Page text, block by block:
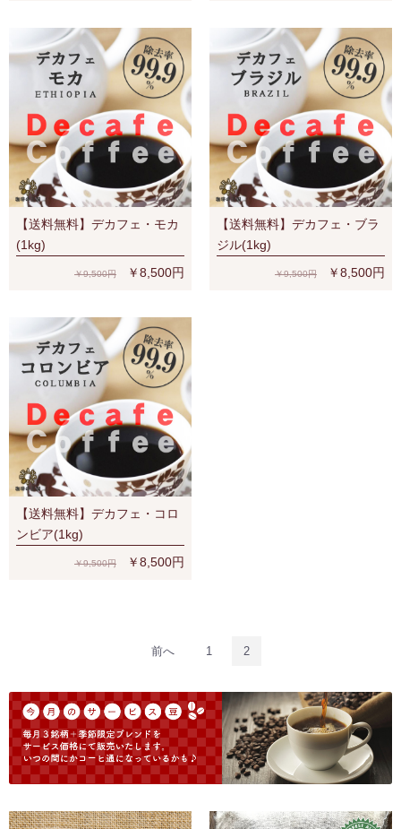
【送料無料】デカフェ・モカ
(1kg)
￥9,500円 ￥8,500円
【送料無料】デカフェ・ブラ
ジル(1kg)
￥9,500円 ￥8,500円
【送料無料】デカフェ・コロ
ンビア(1kg)
￥9,500円 ￥8,500円
前へ 1 2